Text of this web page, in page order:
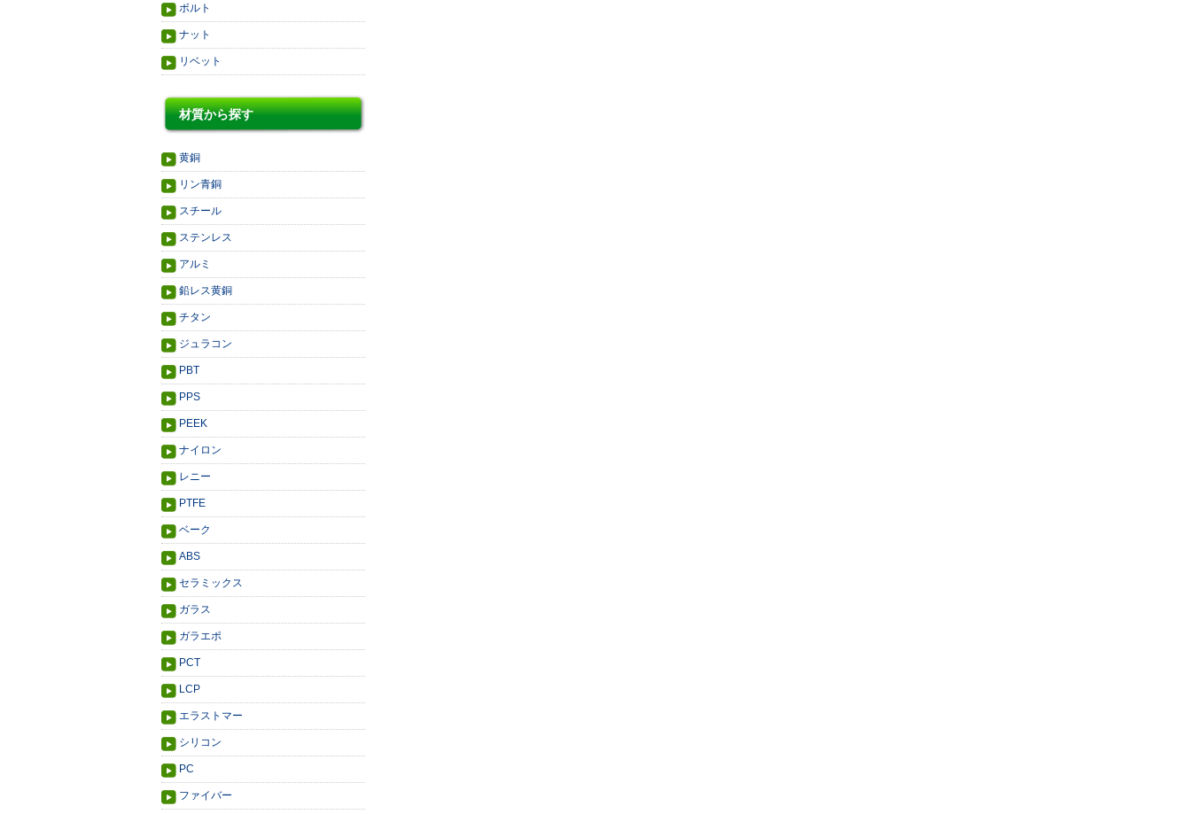
ボルト
ナット
リベット
材質から探す
黄銅
リン青銅
スチール
ステンレス
アルミ
鉛レス黄銅
チタン
ジュラコン
PBT
PPS
PEEK
ナイロン
レニー
PTFE
ベーク
ABS
セラミックス
ガラス
ガラエポ
PCT
LCP
エラストマー
シリコン
PC
ファイバー